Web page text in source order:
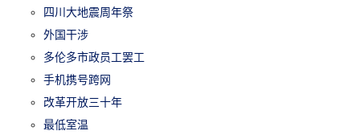
四川大地震周年祭
外国干涉
多伦多市政员工罢工
手机携号跨网
改革开放三十年
最低室温